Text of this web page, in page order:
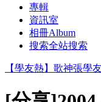
專輯
資訊室
相冊Album
搜索全站搜索
【學友熱】歌神張學